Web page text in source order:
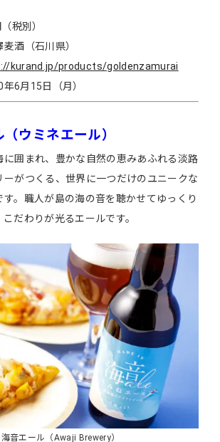
税別）
酒（石川県）
kurand.jp/products/goldenzamurai
6月15日（月）
ウミネエール）
に囲まれ、豊かな自然の恵みあふれる淡路
ーがつくる、世界に一つだけのユニークな
す。職人が島の海の音を聴かせてゆっくり
だわりが光るエールです。
海音エール（Awaji Brewery）